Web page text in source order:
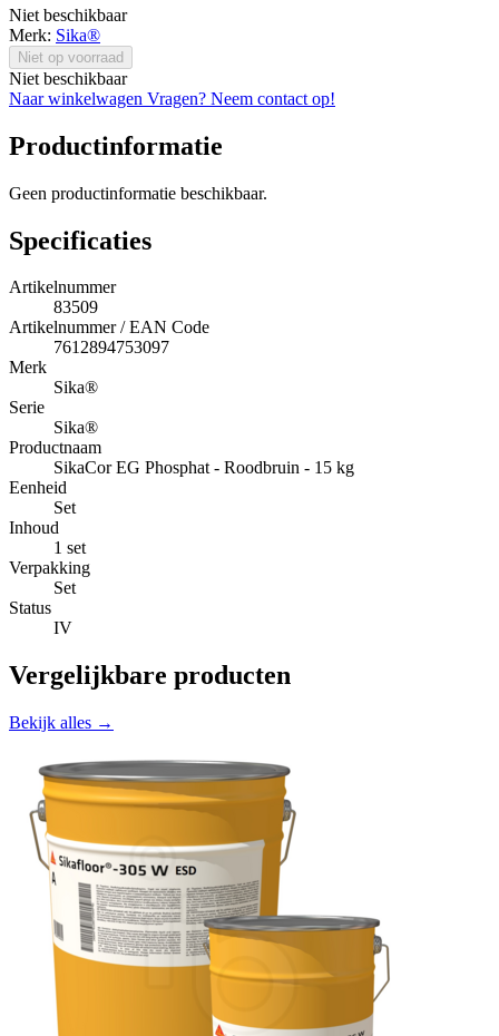
Niet beschikbaar
Merk: Sika®
Niet op voorraad
Niet beschikbaar
Naar winkelwagen Vragen? Neem contact op!
Productinformatie
Geen productinformatie beschikbaar.
Specificaties
Artikelnummer
83509
Artikelnummer / EAN Code
7612894753097
Merk
Sika®
Serie
Sika®
Productnaam
SikaCor EG Phosphat - Roodbruin - 15 kg
Eenheid
Set
Inhoud
1 set
Verpakking
Set
Status
IV
Vergelijkbare producten
Bekijk alles →